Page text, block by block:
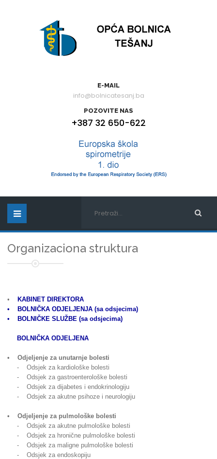
E-MAIL
info@bolnicatesanj.ba
POZOVITE NAS
+387 32 650-622
Organizaciona struktura
•
KABINET DIREKTORA
• BOLNIČKA ODJELJENJA (sa odsjecima)
• BOLNIČKE SLUŽBE (sa odsjecima)
BOLNIČKA ODJELJENA
• Odjeljenje za unutarnje bolesti
- Odsjek za kardiološke bolesti
- Odsjek za gastroenterološke bolesti
- Odsjek za dijabetes i endokrinologiju
- Odsjek za akutne psihoze i neurologiju
• Odjeljenje za pulmološke bolesti
- Odsjek za akutne pulmološke bolesti
- Odsjek za hronične pulmološke bolesti
- Odsjek za maligne pulmološke bolesti
- Odsjek za endoskopiju